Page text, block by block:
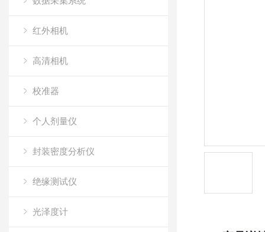
红外相机
高清相机
校准器
个人剂量仪
封装密度分析仪
绝缘测试仪
光泽度计